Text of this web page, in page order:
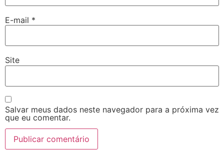
E-mail *
Site
Salvar meus dados neste navegador para a próxima vez
que eu comentar.